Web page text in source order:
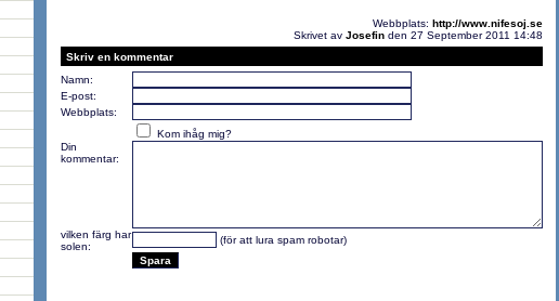
Webbplats: http://www.nifesoj.se
Skrivet av Josefinden 27 September 2011 14:48
Skriv en kommentar
Namn:
E-post:
Webbplats:
Kom ihåg mig?
Din
kommentar:
vilken färg har
solen:
(för att lura spam robotar)